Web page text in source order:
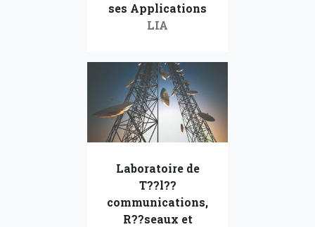
ses Applications
LIA
Laboratoire de
T??l??
communications,
R??seaux et